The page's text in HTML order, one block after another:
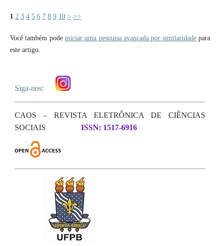
1 2 3 4 5 6 7 8 9 10 > >>
Você também pode iniciar uma pesquisa avançada por similaridadepara
este artigo.
Siga-nos:
CAOS – REVISTA ELETRÔNICA DE CIÊNCIAS
SOCIAIS
ISSN: 1517-6916